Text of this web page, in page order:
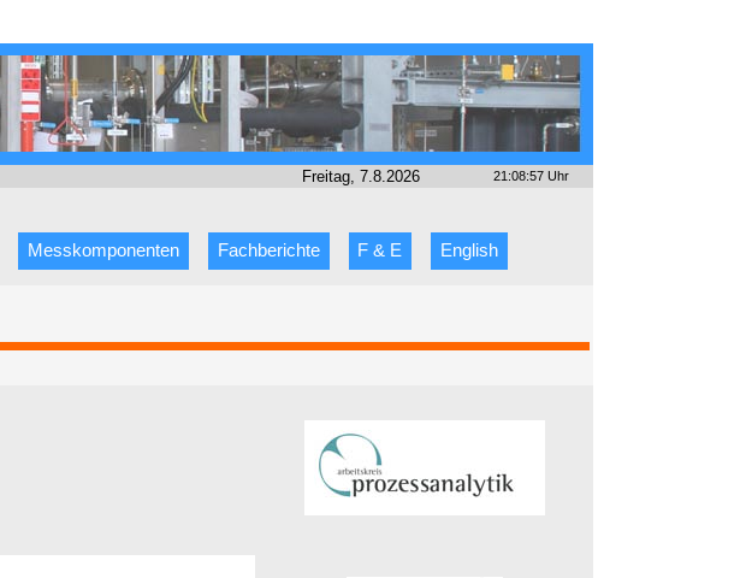
Freitag, 7.8.2026 21:08:57 Uhr
Messkomponenten Fachberichte F & E English